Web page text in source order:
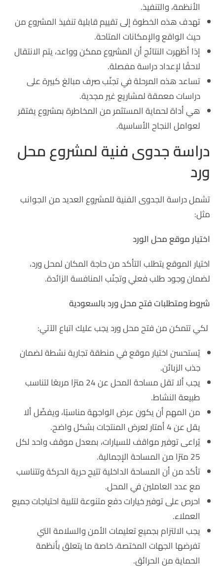
الأنظمة، والتنفيذ.
تهدف هذه الخطوة إلى تقييم قابلية تنفيذ المشروع من
حيث الواقع والإمكانات المتاحة.
إذا أظهرت النتائج أن المشروع ممكن وواعد، يتم الانتقال
لاحقًا لإعداد دراسة مفصلة.
تساعد هذه المرحلة في تجنّب صرف مبالغ كبيرة على
دراسات معمقة لمشاريع غير مجدية.
هي أداة لحماية المستثمر من المخاطرة بمشروع يفتقر
لعوامل النجاح الأساسية.
دراسة جدوى فنية لمشروع محل
ورد
تشمل دراسة الجدوى الفنية للمشروع العديد من الجوانب
مثل:
اختيار موقع محل الورد
اختيار الموقع يتطلب التأكد من حاجة المكان لمحل ورد،
لضمان وجود طلب فعلي وتجنّب المنافسة الزائدة.
شروط ومتطلبات فتح محل ورد بالسعودية
لكي تتمكن من فتح محل ورد يجب عليك اتباع الآتي:
يُستحسن اختيار موقع في منطقة تجارية نشطة لضمان
جذب الزبائن.
يجب ألا تقل مساحة المحل عن 24 مترًا مربعًا لتناسب
طبيعة النشاط.
من المهم أن يكون عرض الواجهة مناسبًا، ويفضّل ألا
يقل عن 4 أمتار لعرض المنتجات بشكل واضح.
يُراعى توفير مواقف للسيارات، بمعدل موقف واحد لكل
25 مترًا من المساحة الإجمالية.
تأكد من أن المساحة الداخلية تتيح حرية الحركة وتتناسب
مع عدد العاملين في المحل.
احرص على توفير خيارات دفع متنوعة لتلبية احتياجات جميع
العملاء.
يجب الالتزام بجميع تعليمات الأمن والسلامة التي
تفرضها الجهات المختصة، خاصة ما يتعلق بأنظمة
الحماية من الحرائق.